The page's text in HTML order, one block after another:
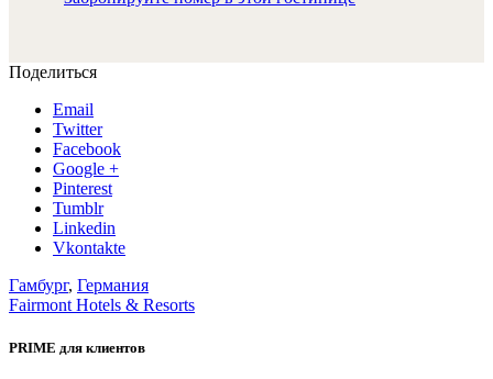
Поделиться
Email
Twitter
Facebook
Google +
Pinterest
Tumblr
Linkedin
Vkontakte
Гамбург, Германия
Fairmont Hotels & Resorts
PRIME для клиентов